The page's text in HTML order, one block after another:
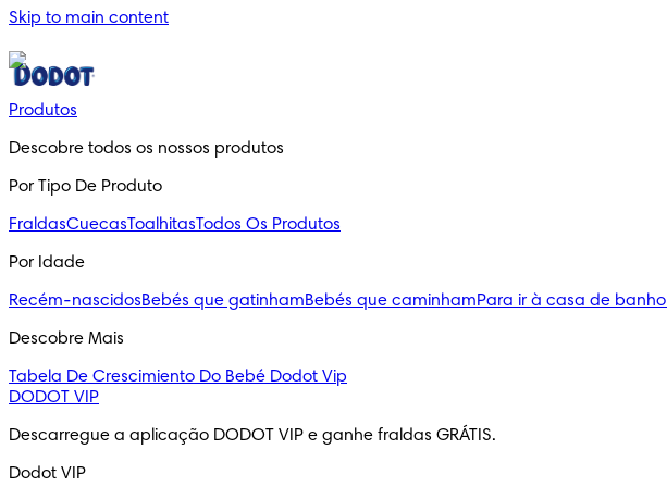
Skip to main content
Produtos
Descobre todos os nossos produtos
Por Tipo De Produto
FraldasCuecasToalhitasTodos Os Produtos
Por Idade
Recém-nascidosBebés que gatinhamBebés que caminhamPara ir à casa de banho
Descobre Mais
Tabela De Crescimiento Do Bebé Dodot Vip
DODOT VIP
Descarregue a aplicação DODOT VIP e ganhe fraldas GRÁTIS.
Dodot VIP